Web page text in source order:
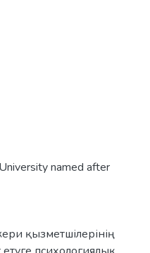
named after
қызметшілерінің